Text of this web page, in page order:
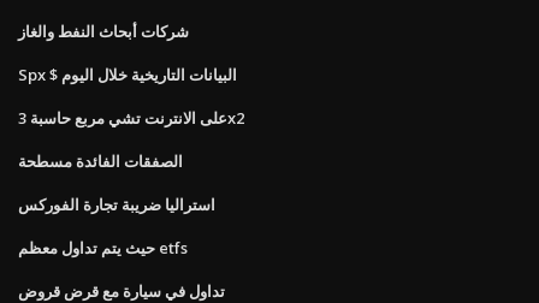
شركات أبحاث النفط والغاز
Spx $ البيانات التاريخية خلال اليوم
على الانترنت تشي مربع حاسبة 3x2
الصفقات الفائدة مسطحة
استراليا ضريبة تجارة الفوركس
حيث يتم تداول معظم etfs
تداول في سيارة مع قرض قروض